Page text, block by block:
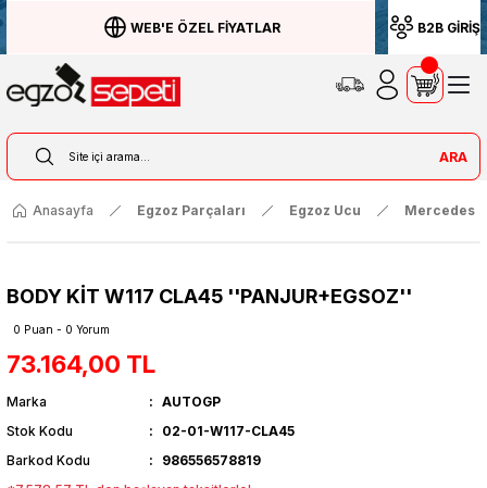
WEB'E ÖZEL FİYATLAR B2B GİRİŞ
ARA
Anasayfa Egzoz Parçaları Egzoz Ucu Mercedes
BODY KİT W117 CLA45 ''PANJUR+EGSOZ''
0 Puan - 0 Yorum
73.164,00 TL
Marka
AUTOGP
Stok Kodu
02-01-W117-CLA45
Barkod Kodu
986556578819